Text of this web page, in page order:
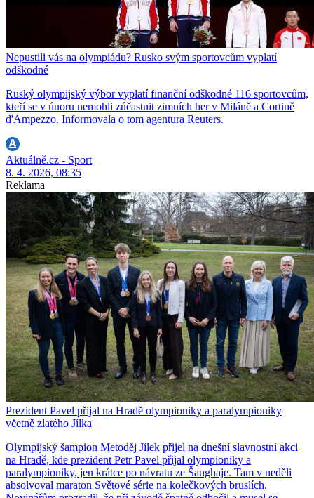
Nepustili vás na olympiádu? Rusko svým sportovcům vyplatí
odškodné
Ruský olympijský výbor vyplatí finanční odškodné 116 sportovcům,
kteří se v únoru nemohli zúčastnit zimních her v Miláně a Cortině
d'Ampezzo. Informovala o tom agentura Reuters.
Aktuálně.cz - Sport
8. 4. 2026, 08:35
Reklama
Prezident Pavel přijal na Hradě olympioniky a paralympioniky
včetně zlatého Jílka
Olympijský šampion Metoděj Jílek přijel na dnešní slavnostní akci
na Hradě, kde prezident Petr Pavel přijal olympioniky a
paralympioniky, jen krátce po návratu ze Šanghaje. Tam v neděli
absolvoval maraton Světové série na kolečkových bruslích.